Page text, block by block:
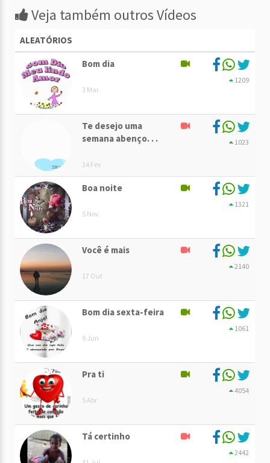
Veja também outros Vídeos
ALEATÓRIOS
Bom dia
3 Mar
1209
Te desejo uma
semana abenço. . .
14 Fev
1023
Boa noite
5 Nov
1321
Você é mais
17 Out
2140
Bom dia sexta-feira
9 Jun
1061
Pra ti
5 Abr
4054
Tá certinho
2442